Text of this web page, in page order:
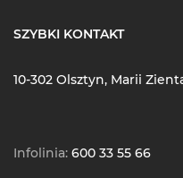
SZYBKI KONTAKT
10-302 Olsztyn, Marii
Infolinia: 600 33 55 66